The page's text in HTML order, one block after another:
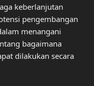
keberlanjutan
pengembangan
menangani
bagaimana
dilakukan secara